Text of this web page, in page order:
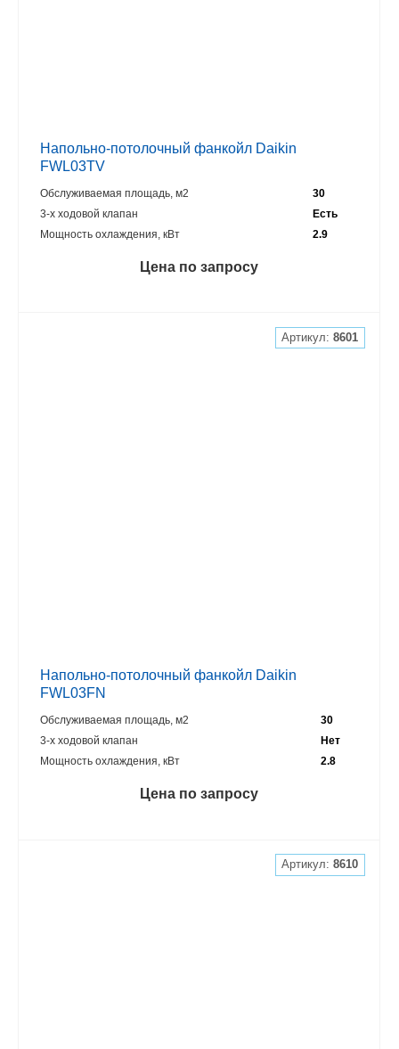
Напольно-потолочный фанкойл Daikin
FWL03TV
Обслуживаемая площадь, м2
30
3-х ходовой клапан
Есть
Мощность охлаждения, кВт
2.9
Цена по запросу
Артикул:8601
Напольно-потолочный фанкойл Daikin
FWL03FN
Обслуживаемая площадь, м2
30
3-х ходовой клапан
Нет
Мощность охлаждения, кВт
2.8
Цена по запросу
Артикул:8610